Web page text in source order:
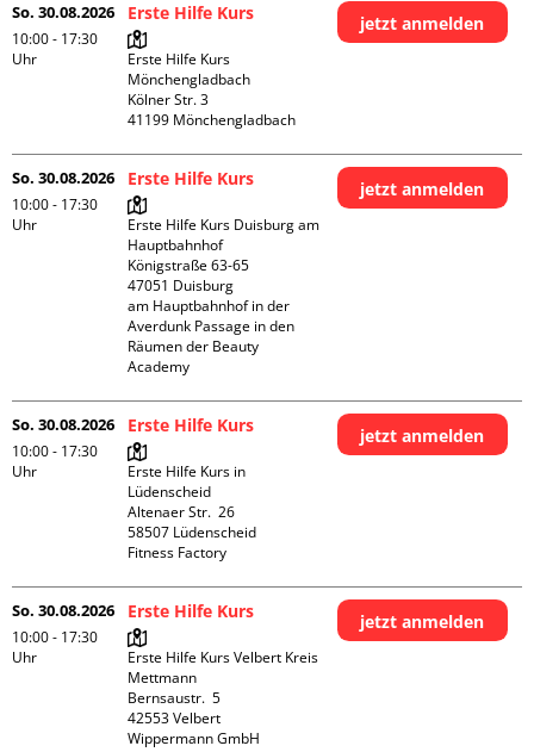
So. 30.08.2026
10:00 - 17:30
Uhr
Erste Hilfe Kurs
Erste Hilfe Kurs
Mönchengladbach
Kölner Str. 3
jetzt anmelden
So. 30.08.2026
10:00 - 17:30
Uhr
Erste Hilfe Kurs
Erste Hilfe Kurs Duisburg am
Hauptbahnhof
Königstraße 63-65
47051 Duisburg
am Hauptbahnhof in der
Averdunk Passage in den
Räumen der Beauty
Academy
jetzt anmelden
So. 30.08.2026
10:00 - 17:30
Uhr
Erste Hilfe Kurs
Erste Hilfe Kurs in
Lüdenscheid
Altenaer Str.  26
58507 Lüdenscheid
Fitness Factory
jetzt anmelden
So. 30.08.2026
10:00 - 17:30
Uhr
Erste Hilfe Kurs
Erste Hilfe Kurs Velbert Kreis
Mettmann
Bernsaustr.  5
42553 Velbert
Wippermann GmbH
jetzt anmelden